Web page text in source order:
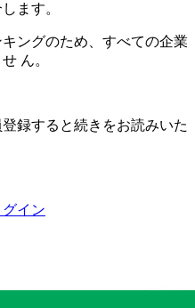
ます。
ングのため、すべての企業
ん。
録すると続きをお読みいた
グイン